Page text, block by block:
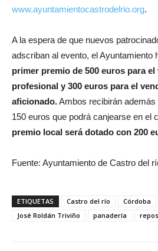
www.ayuntamientocastrodelrio.org.
A la espera de que nuevos
adscriban al evento, el Ayuntamiento
primer premio de 500 euros para
profesional y 300 euros para el
aficionado.Ambos recibirán
150 euros que podrá canjearse en el
premio local será dotado con 200
Fuente: Ayuntamiento de Castro del
ETIQUETAS Castro del río Córdoba
José Roldán Triviño
panadería